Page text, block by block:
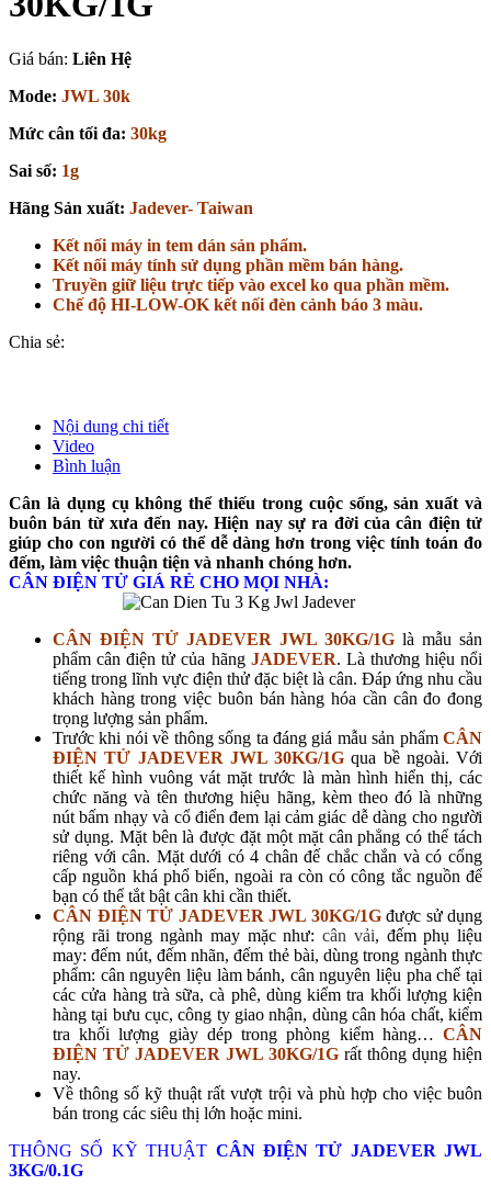
Giá bán: Liên Hệ
Mode: JWL 30k
Mức cân tối đa: 30kg
Sai số: 1g
Hãng Sản xuất: Jadever- Taiwan
Kết nối máy in tem dán sản phẩm.
Kết nối máy tính sử dụng phần mềm bán hàng.
Truyền giữ liệu trực tiếp vào excel ko qua phần mềm.
Chế độ HI-LOW-OK kết nối đèn cảnh báo 3 màu.
Chia sẻ:
Nội dung chi tiết
Video
Bình luận
Cân là dụng cụ không thể thiếu trong cuộc sống, sản xuất và
buôn bán từ xưa đến nay. Hiện nay sự ra đời của cân điện tử
giúp cho con người có thể dễ dàng hơn trong việc tính toán đo
đếm, làm việc thuận tiện và nhanh chóng hơn.
CÂN ĐIỆN TỬ GIÁ RẺ CHO MỌI NHÀ:
CÂN ĐIỆN TỬ JADEVER JWL 30KG/1G là mẫu sản
phẩm cân điện tử của hãng JADEVER. Là thương hiệu nổi
tiếng trong lĩnh vực điện thử đặc biệt là cân. Đáp ứng nhu cầu
khách hàng trong việc buôn bán hàng hóa cần cân đo đong
trọng lượng sản phẩm.
Trước khi nói về thông sống ta đáng giá mẫu sản phẩm CÂN
ĐIỆN TỬ JADEVER JWL 30KG/1G qua bề ngoài. Với
thiết kế hình vuông vát mặt trước là màn hình hiển thị, các
chức năng và tên thương hiệu hãng, kèm theo đó là những
nút bấm nhạy và cổ điển đem lại cảm giác dễ dàng cho người
sử dụng. Mặt bên là được đặt một mặt cân phẳng có thể tách
riêng với cân. Mặt dưới có 4 chân đế chắc chắn và có cổng
cấp nguồn khá phổ biến, ngoài ra còn có công tắc nguồn để
bạn có thể tắt bật cân khi cần thiết.
CÂN ĐIỆN TỬ JADEVER JWL 30KG/1Gđược sử dụng
rộng rãi trong ngành may mặc như:cân vải, đếm phụ liệu
may: đếm nút, đếm nhãn, đếm thẻ bài, dùng trong ngành thực
phẩm: cân nguyên liệu làm bánh, cân nguyên liệu pha chế tại
các cửa hàng trà sữa, cà phê, dùng kiểm tra khối lượng kiện
hàng tại bưu cục, công ty giao nhận, dùng cân hóa chất, kiểm
tra khối lượng giày dép trong phòng kiểm hàng… CÂN
ĐIỆN TỬ JADEVER JWL 30KG/1G rất thông dụng hiện
nay.
Về thông số kỹ thuật rất vượt trội và phù hợp cho việc buôn
bán trong các siêu thị lớn hoặc mini.
THÔNG SỐ KỸ THUẬT CÂN ĐIỆN TỬ JADEVER JWL
3KG/0.1G